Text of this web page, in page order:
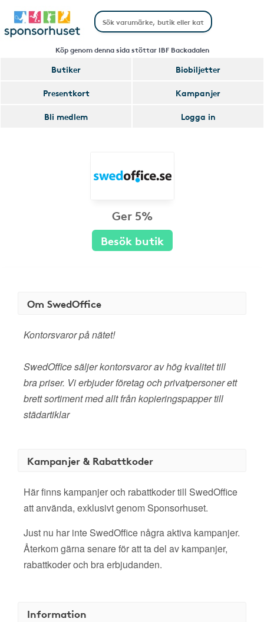
Köp genom denna sida stöttar IBF Backadalen
Butiker
Biobiljetter
Presentkort
Kampanjer
Bli medlem
Logga in
Ger 5%
Besök butik
Om SwedOffice
Kontorsvaror på nätet!
SwedOffice säljer kontorsvaror av hög kvalitet till
bra priser. Vi erbjuder företag och privatpersoner ett
brett sortiment med allt från kopieringspapper till
städartiklar
Kampanjer & Rabattkoder
Här finns kampanjer och rabattkoder till SwedOffice
att använda, exklusivt genom Sponsorhuset.
Just nu har inte SwedOffice några aktiva kampanjer.
Återkom gärna senare för att ta del av kampanjer,
rabattkoder och bra erbjudanden.
Information